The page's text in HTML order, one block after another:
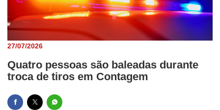
27/07/2026
Quatro pessoas são baleadas durante
troca de tiros em Contagem